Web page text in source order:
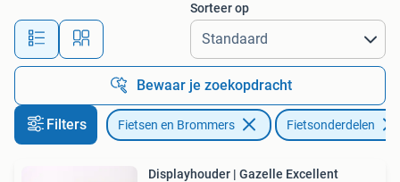
Alle afstanden…
Sorteer op
Bewaar je zoekopdracht
Filters Fietsen en Brommers Fietsonderdelen
Displayhouder | Gazelle Excellent